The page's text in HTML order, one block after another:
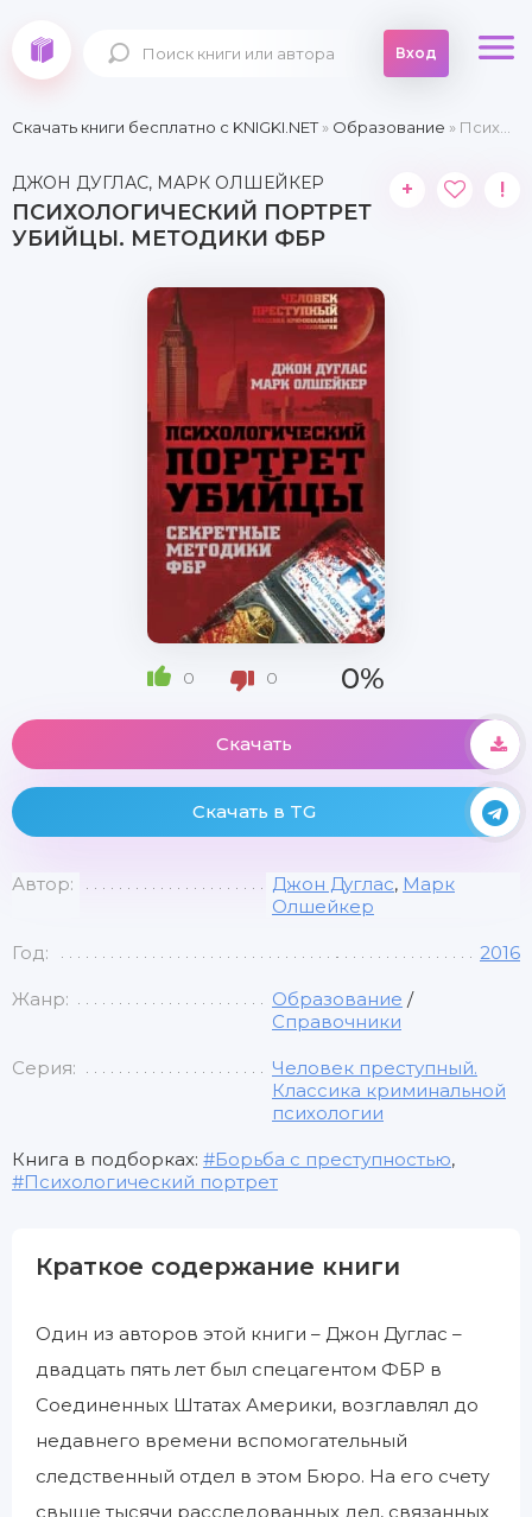
Вход
Скачать книги бесплатно c KNIGKI.NET» Образование » Психологический портрет убийцы. Методики ФБР
ДЖОН ДУГЛАС, МАРК ОЛШЕЙКЕР
ПСИХОЛОГИЧЕСКИЙ ПОРТРЕТ
УБИЙЦЫ. МЕТОДИКИ ФБР
+ !
0 0 0%
Скачать
Скачать в TG
Автор: Джон Дуглас, Марк
Олшейкер
Год: 2016
Жанр: Образование /
Справочники
Серия:
Человек преступный.
Классика криминальной
психологии
Книга в подборках: Борьба с преступностью,
Психологический портрет
Краткое содержание книги
Один из авторов этой книги – Джон Дуглас –
двадцать пять лет был спецагентом ФБР в
Соединенных Штатах Америки, возглавлял до
недавнего времени вспомогательный
следственный отдел в этом Бюро. На его счету
свыше тысячи расследованных дел, связанных